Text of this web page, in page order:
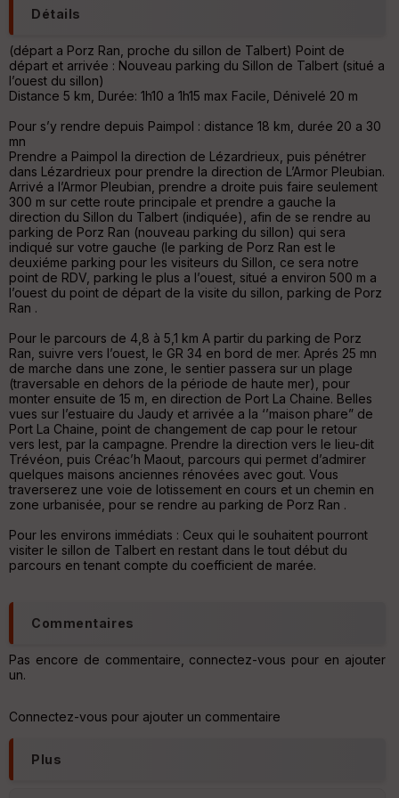
er
re
N
Aff
ic
he
r
d
p
ar
t
ri
v
é
e
Fil
tr
e
P
C
Détails
(départ a Porz Ran, proche du sillon de Talbert) Point de
départ et arrivée : Nouveau parking du Sillon de Talbert (situé a
l’ouest du sillon)
Distance 5 km, Durée: 1h10 a 1h15 max Facile, Dénivelé 20 m
Pour s’y rendre depuis Paimpol : distance 18 km, durée 20 a 30
mn
Prendre a Paimpol la direction de Lézardrieux, puis pénétrer
dans Lézardrieux pour prendre la direction de L’Armor Pleubian.
Arrivé a l’Armor Pleubian, prendre a droite puis faire seulement
300 m sur cette route principale et prendre a gauche la
direction du Sillon du Talbert (indiquée), afin de se rendre au
parking de Porz Ran (nouveau parking du sillon) qui sera
indiqué sur votre gauche (le parking de Porz Ran est le
deuxiéme parking pour les visiteurs du Sillon, ce sera notre
point de RDV, parking le plus a l’ouest, situé a environ 500 m a
l’ouest du point de départ de la visite du sillon, parking de Porz
Ran .
Pour le parcours de 4,8 à 5,1 km A partir du parking de Porz
Ran, suivre vers l’ouest, le GR 34 en bord de mer. Aprés 25 mn
de marche dans une zone, le sentier passera sur un plage
(traversable en dehors de la période de haute mer), pour
monter ensuite de 15 m, en direction de Port La Chaine. Belles
vues sur l’estuaire du Jaudy et arrivée a la ‘’maison phare” de
Port La Chaine, point de changement de cap pour le retour
vers lest, par la campagne. Prendre la direction vers le lieu-dit
Trévéon, puis Créac’h Maout, parcours qui permet d’admirer
quelques maisons anciennes rénovées avec gout. Vous
traverserez une voie de lotissement en cours et un chemin en
zone urbanisée, pour se rendre au parking de Porz Ran .
Pour les environs immédiats : Ceux qui le souhaitent pourront
visiter le sillon de Talbert en restant dans le tout début du
parcours en tenant compte du coefficient de marée.
Commentaires
Pas encore de commentaire, connectez-vous pour en ajouter
un.
Connectez-vous pour ajouter un commentaire
Plus